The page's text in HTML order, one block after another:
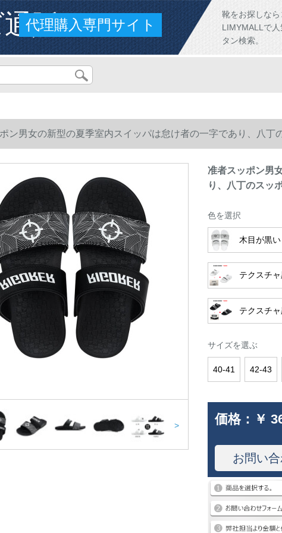
販
代理購入専門サイト
靴をお探しな
LIMYMALLで
タン検索。
ン男女の新型の夏季室内スイッパは怠け者の一字であり、八丁
>
准者スッポン男
り、八丁のスッ
色を選択
木目が黒い
テクスチ
テクスチ
サイズを選ぶ
40-41 42-43
価格： ￥
お問い